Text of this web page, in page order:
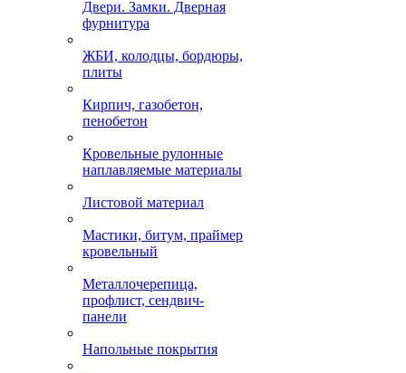
Двери. Замки. Дверная
фурнитура
ЖБИ, колодцы, бордюры,
плиты
Кирпич, газобетон,
пенобетон
Кровельные рулонные
наплавляемые материалы
Листовой материал
Мастики, битум, праймер
кровельный
Металлочерепица,
профлист, сендвич-
панели
Напольные покрытия